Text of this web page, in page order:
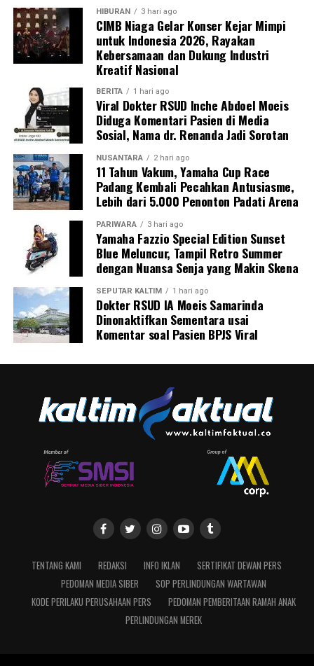
HIBURAN 3 hari ago
CIMB Niaga Gelar Konser Kejar Mimpi
untuk Indonesia 2026, Rayakan
Kebersamaan dan Dukung Industri
Kreatif Nasional
BERITA 1 hari ago
Viral Dokter RSUD Inche Abdoel Moeis
Diduga Komentari Pasien di Media
Sosial, Nama dr. Renanda Jadi Sorotan
NUSANTARA 2 hari ago
11 Tahun Vakum, Yamaha Cup Race
Padang Kembali Pecahkan Antusiasme,
Lebih dari 5.000 Penonton Padati Arena
PARIWARA 3 hari ago
Yamaha Fazzio Special Edition Sunset
Blue Meluncur, Tampil Retro Summer
dengan Nuansa Senja yang Makin Skena
SEPUTAR KALTIM 1 hari ago
Dokter RSUD IA Moeis Samarinda
Dinonaktifkan Sementara usai
Komentar soal Pasien BPJS Viral
TENTANG KAMI REDAKSI INFO IKLAN
SERTIFIKAT DEWAN PERS
PEDOMAN MEDIA SIBER
SOP PERLINDUNGAN WARTAWAN
KODE PERILAKU PERUSAHAAN PERS
PEDOMAN PEMBERITAAN RAMAH ANAK
PERLINDUNGAN MEREK